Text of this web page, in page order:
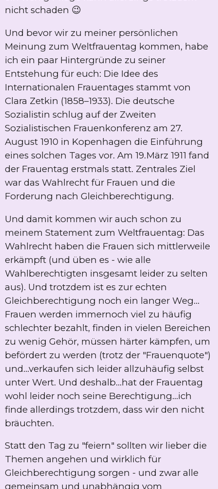
nicht schaden 😉
Und bevor wir zu meiner persönlichen
Meinung zum Weltfrauentag kommen, habe
ich ein paar Hintergründe zu seiner
Entstehung für euch: Die Idee des
Internationalen Frauentages stammt von
Clara Zetkin (1858–1933). Die deutsche
Sozialistin schlug auf der Zweiten
Sozialistischen Frauenkonferenz am 27.
August 1910 in Kopenhagen die Einführung
eines solchen Tages vor. Am 19. März 1911 fand
der Frauentag erstmals statt. Zentrales Ziel
war das Wahlrecht für Frauen und die
Forderung nach Gleichberechtigung.
Und damit kommen wir auch schon zu
meinem Statement zum Weltfrauentag: Das
Wahlrecht haben die Frauen sich mittlerweile
erkämpft (und üben es - wie alle
Wahlberechtigten insgesamt leider zu selten
aus). Und trotzdem ist es zur echten
Gleichberechtigung noch ein langer Weg...
Frauen werden immernoch viel zu häufig
schlechter bezahlt, finden in vielen Bereichen
zu wenig Gehör, müssen härter kämpfen, um
befördert zu werden (trotz der "Frauenquote")
und...verkaufen sich leider allzuhäufig selbst
unter Wert. Und deshalb...hat der Frauentag
wohl leider noch seine Berechtigung...ich
finde allerdings trotzdem, dass wir den nicht
bräuchten.
Statt den Tag zu "feiern" sollten wir lieber die
Themen angehen und wirklich für
Gleichberechtigung sorgen - und zwar alle
gemeinsam und unabhängig vom